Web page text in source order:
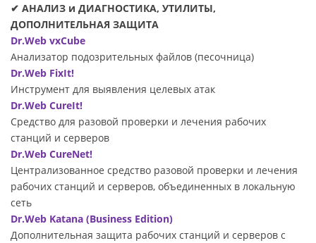
✔ АНАЛИЗ и ДИАГНОСТИКА, УТИЛИТЫ,
ДОПОЛНИТЕЛЬНАЯ ЗАЩИТА
Dr.Web vxCube
Анализатор подозрительных файлов (песочница)
Dr.Web FixIt!
Инструмент для выявления целевых атак
Dr.Web CureIt!
Средство для разовой проверки и лечения рабочих
станций и серверов
Dr.Web CureNet!
Централизованное средство разовой проверки и лечения
рабочих станций и серверов, объединенных в локальную
сеть
Dr.Web Katana (Business Edition)
Дополнительная защита рабочих станций и серверов с